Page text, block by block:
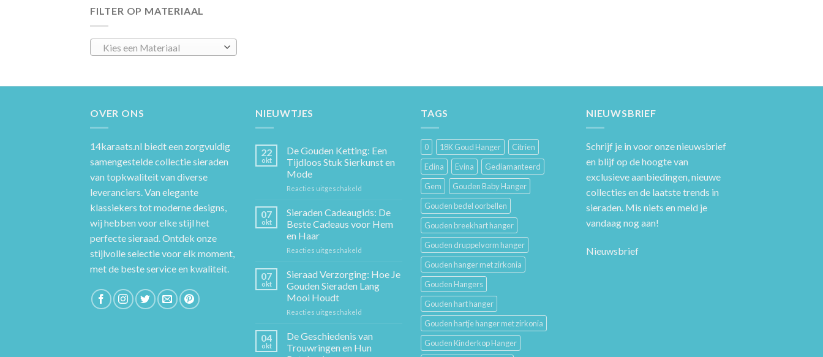
FILTER OP MATERIAAL
Kies een Materiaal
OVER ONS
14karaats.nl biedt een zorgvuldig
samengestelde collectie sieraden
van topkwaliteit van diverse
leveranciers. Van elegante
klassiekers tot moderne designs,
wij hebben voor elke stijl het
perfecte sieraad. Ontdek onze
stijlvolle selectie voor elk moment,
met de beste service en kwaliteit.
NIEUWTJES
22
okt
De Gouden Ketting: Een
Tijdloos Stuk Sierkunst en
Mode
Reacties uitgeschakeld
Gouden
Een
Mode
07
okt
Sieraden Cadeaugids: De
Beste Cadeaus voor Hem
en Haar
Reacties uitgeschakeld
Cadeaugids:
De
Beste
07
okt
Sieraad Verzorging: Hoe Je
Gouden Sieraden Lang
Mooi Houdt
Reacties uitgeschakeld
Je
04
okt
De Geschiedenis van
Trouwringen en Hun
TAGS
0 18K Goud Hanger
Citrien
Edina
Evina
Gediamanteerd
Gem
Gouden Baby Hanger
Gouden bedel oorbellen
Gouden breekhart hanger
Gouden druppelvorm hanger
Gouden hanger met zirkonia
Gouden Hangers
Gouden hart hanger
Gouden hartje hanger met zirkonia
Gouden Kinderkop Hanger
NIEUWSBRIEF
Schrijf je in voor onze nieuwsbrief
en blijf op de hoogte van
exclusieve aanbiedingen, nieuwe
collecties en de laatste trends in
sieraden. Mis niets en meld je
vandaag nog aan!
Nieuwsbrief